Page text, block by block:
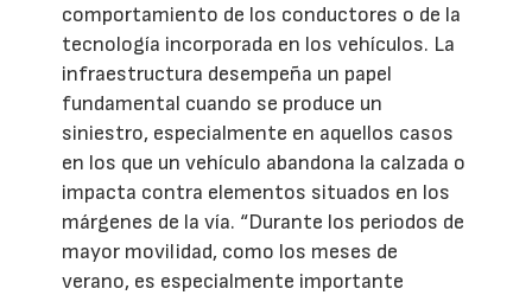
comportamiento de los conductores o de la
tecnología incorporada en los vehículos. La
infraestructura desempeña un papel
fundamental cuando se produce un
siniestro, especialmente en aquellos casos
en los que un vehículo abandona la calzada o
impacta contra elementos situados en los
márgenes de la vía. “Durante los periodos de
mayor movilidad, como los meses de
verano, es especialmente importante